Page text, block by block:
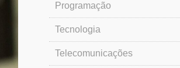
Programação
Tecnologia
Telecomunicações